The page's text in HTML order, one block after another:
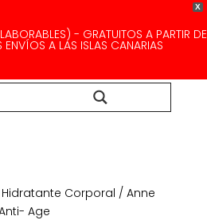
X
- GRATUITOS A PARTIR DE
A LAS ISLAS CANARIAS
Hidratante Corporal / Anne
Age